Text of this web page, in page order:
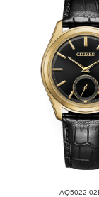
AQ5022-